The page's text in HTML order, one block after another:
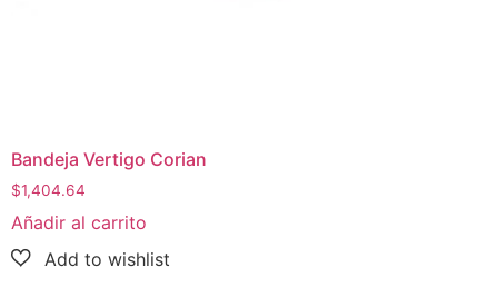
Bandeja Vertigo Corian
$1,404.64
Añadir al carrito